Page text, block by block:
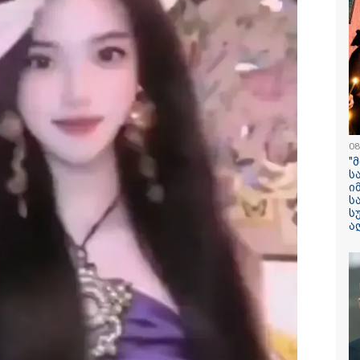
08-2026
სამუშაოების
რკინიგზის
რომ
ბათუმში 4
იმგზავრონ" -
მინისტრის
11:16 / 06-08-
ცნობილი
მომხდარ
რუსი
მიერ
წვეულება:
დეტალები
06-08-2026
მზე არასდროს
- მეცნიერებმა
ყველაზე
აღბეჭდეს
12:38 / 05-08-
იტალიაში
ლატარიის
გადააგდო
სამსახურის